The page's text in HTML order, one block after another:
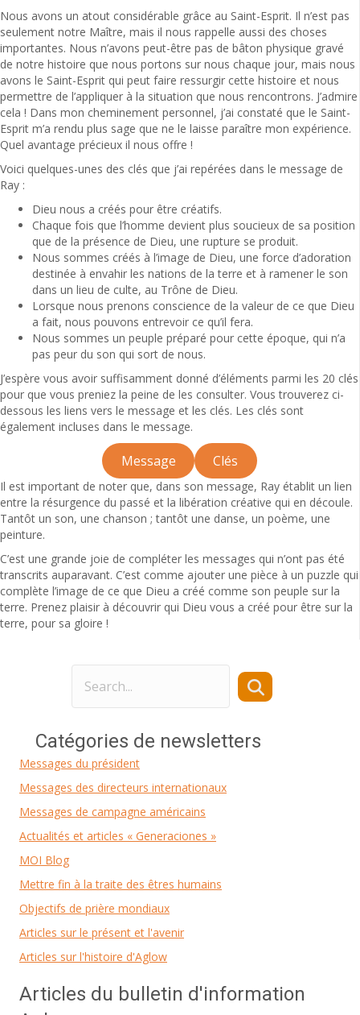
Nous avons un atout considérable grâce au Saint-Esprit. Il n’est pas
seulement notre Maître, mais il nous rappelle aussi des choses
importantes. Nous n’avons peut-être pas de bâton physique gravé
de notre histoire que nous portons sur nous chaque jour, mais nous
avons le Saint-Esprit qui peut faire ressurgir cette histoire et nous
permettre de l’appliquer à la situation que nous rencontrons. J’admire
cela ! Dans mon cheminement personnel, j’ai constaté que le Saint-
Esprit m’a rendu plus sage que ne le laisse paraître mon expérience.
Quel avantage précieux il nous offre !
Voici quelques-unes des clés que j’ai repérées dans le message de
Ray :
Dieu nous a créés pour être créatifs.
Chaque fois que l’homme devient plus soucieux de sa position
que de la présence de Dieu, une rupture se produit.
Nous sommes créés à l’image de Dieu, une force d’adoration
destinée à envahir les nations de la terre et à ramener le son
dans un lieu de culte, au Trône de Dieu.
Lorsque nous prenons conscience de la valeur de ce que Dieu
a fait, nous pouvons entrevoir ce qu’il fera.
Nous sommes un peuple préparé pour cette époque, qui n’a
pas peur du son qui sort de nous.
J’espère vous avoir suffisamment donné d’éléments parmi les 20 clés
pour que vous preniez la peine de les consulter. Vous trouverez ci-
dessous les liens vers le message et les clés. Les clés sont
également incluses dans le message.
Message Clés
Il est important de noter que, dans son message, Ray établit un lien
entre la résurgence du passé et la libération créative qui en découle.
Tantôt un son, une chanson ; tantôt une danse, un poème, une
peinture.
C’est une grande joie de compléter les messages qui n’ont pas été
transcrits auparavant. C’est comme ajouter une pièce à un puzzle qui
complète l’image de ce que Dieu a créé comme son peuple sur la
terre. Prenez plaisir à découvrir qui Dieu vous a créé pour être sur la
terre, pour sa gloire !
Catégories de newsletters
Messages du président
Messages des directeurs internationaux
Messages de campagne américains
Actualités et articles « Generaciones »
MOI Blog
Mettre fin à la traite des êtres humains
Objectifs de prière mondiaux
Articles sur le présent et l'avenir
Articles sur l'histoire d'Aglow
Articles du bulletin d'information